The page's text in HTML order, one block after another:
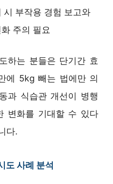
시 부작용 경험 보고와
주의 필요
하는 분들은 단기간 효
에 5kg 빼는 법에만 의
과 식습관 개선이 병행
변화를 기대할 수 있다
다.
도 사례 분석